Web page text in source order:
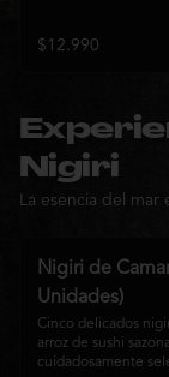
para una
frescura, equilibrio y
$12.990
Nigiri
La esencia del mar
Nigiri de
Unidades)
Cinco delicados
arroz de sushi
cuidadosamente